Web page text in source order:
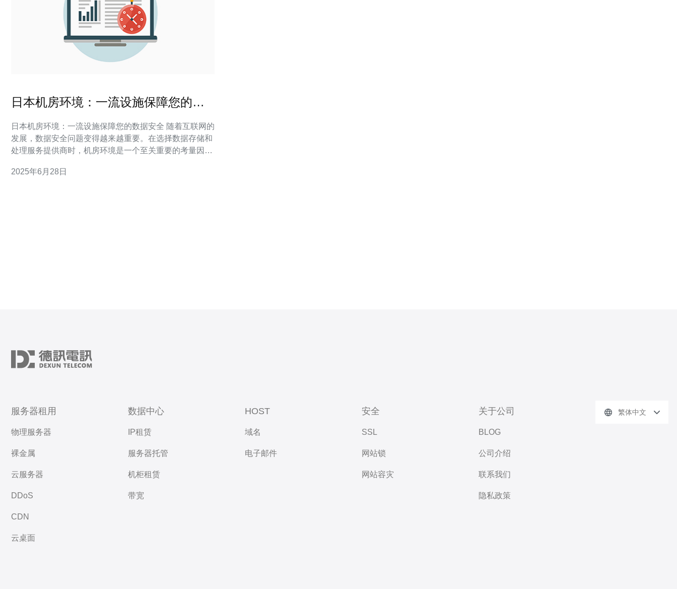
日本机房环境：一流设施保障您的数
日本机房环境：一流设施保障您的数据安全 随着互联网的
发展，数据安全问题变得越来越重要。在选择数据存储和
处理服务提供商时，机房环境是一个至关重要的考量因
闻名，为用户的数据安全提供了可靠的保障。 日本的机房
2025年6月28日
服务器租用
物理服务器
裸金属
云服务器
DDoS
CDN
云桌面
数据中心
IP租赁
服务器托管
机柜租赁
带宽
HOST
域名
电子邮件
安全
SSL
网站锁
网站容灾
关于公司
BLOG
公司介绍
联系我们
隐私政策
繁体中文